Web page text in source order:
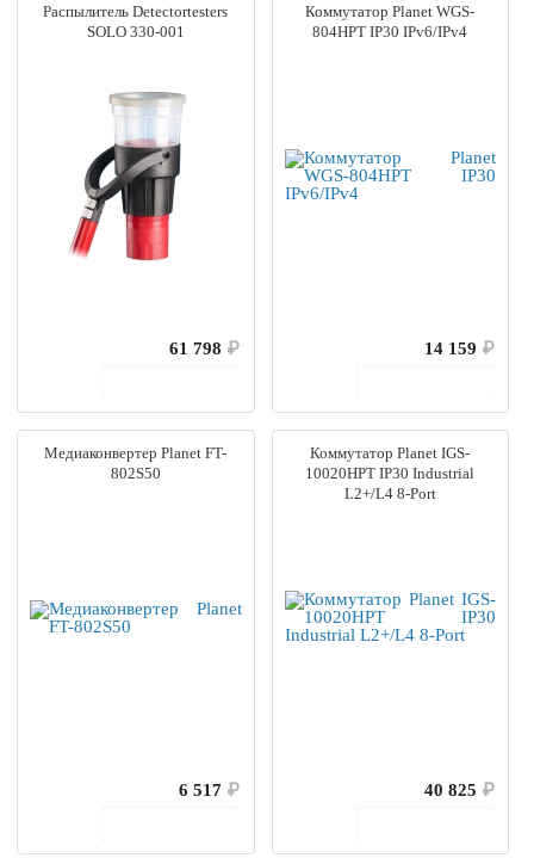
Распылитель Detectortesters
SOLO 330-001
61 798 ₽
Коммутатор Planet WGS-
804HPT IP30 IPv6/IPv4
14 159 ₽
Медиаконвертер Planet FT-
802S50
6 517 ₽
Коммутатор Planet IGS-
10020HPT IP30 Industrial
L2+/L4 8-Port
40 825 ₽